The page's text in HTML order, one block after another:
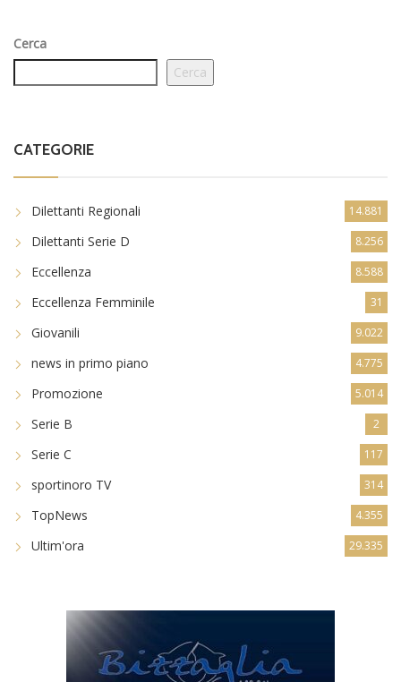
Cerca
Cerca
CATEGORIE
Dilettanti Regionali 14.881
Dilettanti Serie D 8.256
Eccellenza 8.588
Eccellenza Femminile 31
Giovanili 9.022
news in primo piano 4.775
Promozione 5.014
Serie B 2
Serie C 117
sportinoro TV 314
TopNews 4.355
Ultim'ora 29.335